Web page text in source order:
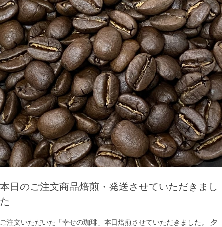
本日のご注文商品焙煎・発送させていただきまし
た
ご注文いただいた「幸せの珈琲」本日焙煎させていただきました。 夕